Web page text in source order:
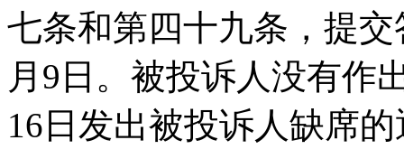
七条和第四十九条，提
月9日。被投诉人没有作
16日发出被投诉人缺席